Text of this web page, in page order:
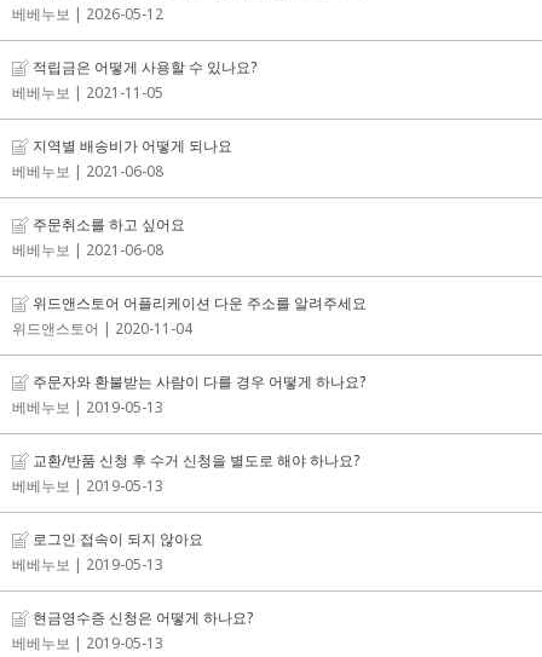
베베누보 | 2026-05-12
적립금은 어떻게 사용할 수 있나요?
베베누보 | 2021-11-05
지역별 배송비가 어떻게 되나요
베베누보 | 2021-06-08
주문취소를 하고 싶어요
베베누보 | 2021-06-08
위드앤스토어 어플리케이션 다운 주소를 알려주세요
위드앤스토어 | 2020-11-04
주문자와 환불받는 사람이 다를 경우 어떻게 하나요?
베베누보 | 2019-05-13
교환/반품 신청 후 수거 신청을 별도로 해야 하나요?
베베누보 | 2019-05-13
로그인 접속이 되지 않아요
베베누보 | 2019-05-13
현금영수증 신청은 어떻게 하나요?
베베누보 | 2019-05-13